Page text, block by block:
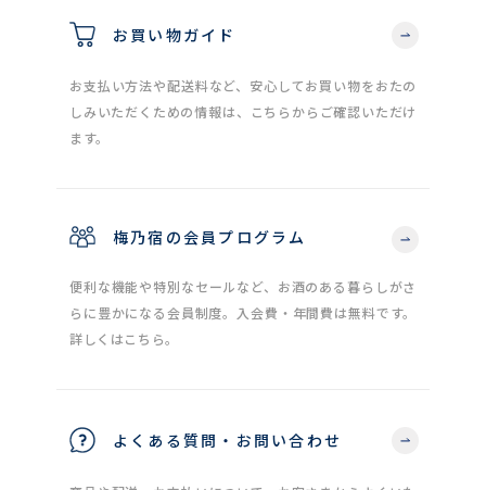
お買い物ガイド
お支払い方法や配送料など、安心してお買い物をおたの
しみいただくための情報は、こちらからご確認いただけ
ます。
梅乃宿の会員プログラム
便利な機能や特別なセールなど、お酒のある暮らしがさ
らに豊かになる会員制度。入会費・年間費は無料です。
詳しくはこちら。
よくある質問・お問い合わせ